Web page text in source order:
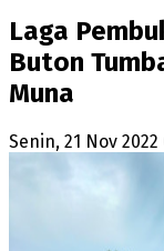
Laga
Buton
Muna
Senin, 21 Nov 2022